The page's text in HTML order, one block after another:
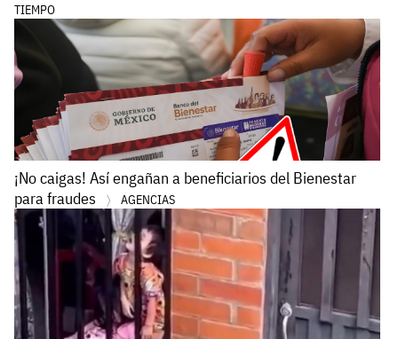
TIEMPO
¡No caigas! Así engañan a beneficiarios del Bienestar
para fraudes
AGENCIAS